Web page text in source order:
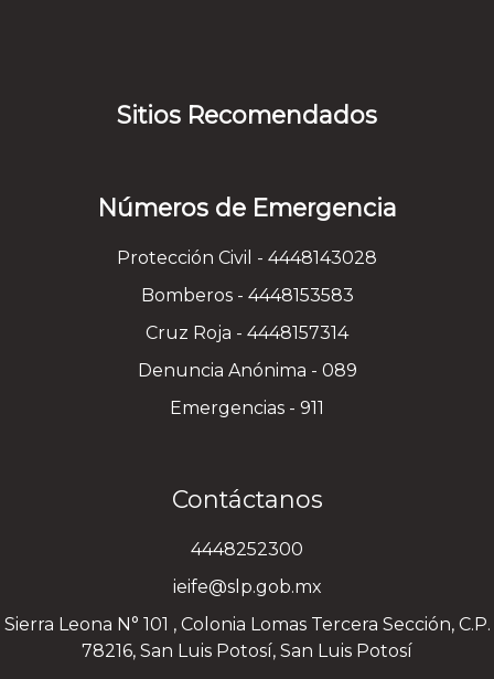
Sitios Recomendados
Números de Emergencia
Protección Civil - 4448143028
Bomberos - 4448153583
Cruz Roja - 4448157314
Denuncia Anónima - 089
Emergencias - 911
Contáctanos
4448252300
ieife@slp.gob.mx
Sierra Leona N° 101 , Colonia Lomas Tercera Sección, C.P.
78216, San Luis Potosí, San Luis Potosí